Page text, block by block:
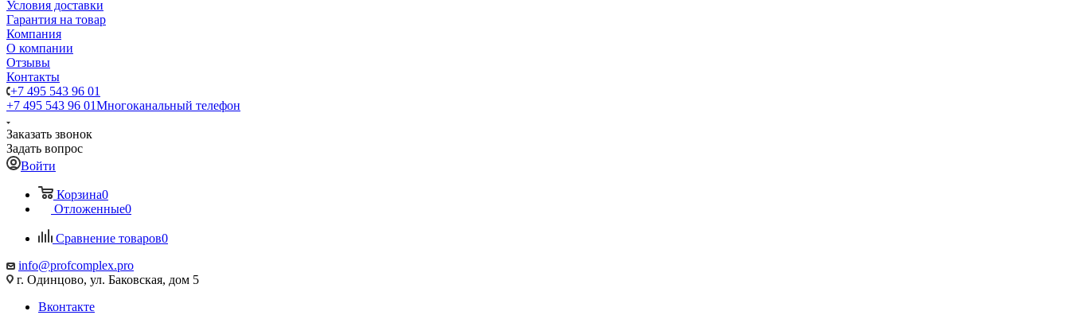
Условия доставки
Гарантия на товар
Компания
О компании
Отзывы
Контакты
+7 495 543 96 01
+7 495 543 96 01Многоканальный телефон
Заказать звонок
Задать вопрос
Войти
Корзина0
Отложенные0
Сравнение товаров0
info@profcomplex.pro
г. Одинцово, ул. Баковская, дом 5
Вконтакте